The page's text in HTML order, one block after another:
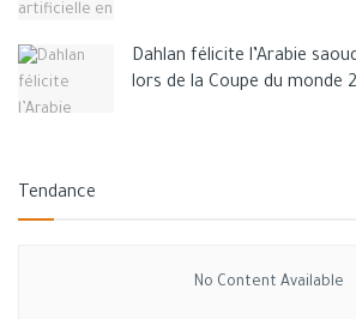
Dahlan félicite l’Arabie
lors de la Coupe du monde
Tendance
No Content Available